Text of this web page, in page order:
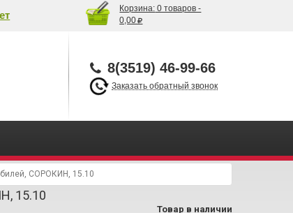
Корзина: 0 товаров -
0,00
8(3519) 46-99-66
Заказать обратный звонок
СОРОКИН, 15.10
15.10
Товар в наличии